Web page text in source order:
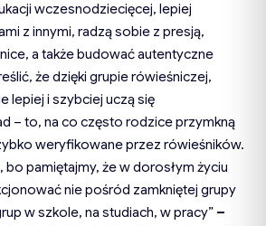
wczesnodziecięcej, lepiej
z innymi, radzą sobie z presją,
a także budować autentyczne
że dzięki grupie rówieśniczej,
lepiej i szybciej uczą się
– to, na co często rodzice przymkną
weryfikowane przez rówieśników.
bo pamiętajmy, że w dorosłym życiu
nie pośród zamkniętej grupy
w szkole, na studiach, w pracy” –